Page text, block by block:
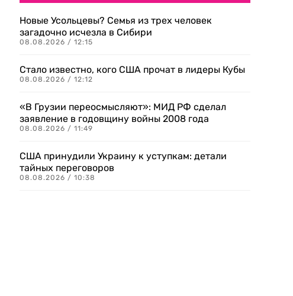
Новые Усольцевы? Семья из трех человек
загадочно исчезла в Сибири
08.08.2026 / 12:15
Стало известно, кого США прочат в лидеры Кубы
08.08.2026 / 12:12
«В Грузии переосмысляют»: МИД РФ сделал
заявление в годовщину войны 2008 года
08.08.2026 / 11:49
США принудили Украину к уступкам: детали
тайных переговоров
08.08.2026 / 10:38